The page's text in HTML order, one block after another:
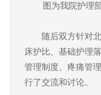
图为我院护理部
随后双方针对北
床护比、基础护理
管理制度、疼痛管
行了交流和讨论。